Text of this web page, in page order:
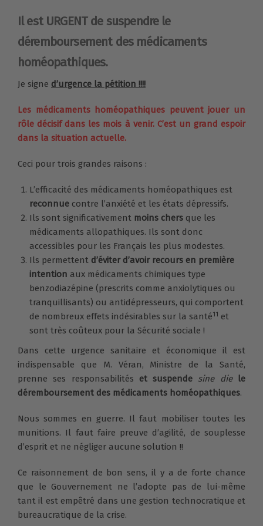
Il est URGENT de suspendre le
déremboursement des médicaments
homéopathiques.
Je signe d’urgence la pétition !!!!
Les médicaments homéopathiques peuvent jouer un
rôle décisif dans les mois à venir. C’est un grand espoir
dans la situation actuelle.
Ceci pour trois grandes raisons :
L’efficacité des médicaments homéopathiques est
reconnue contre l’anxiété et les états dépressifs.
Ils sont significativement moins chers que les
médicaments allopathiques. Ils sont donc
accessibles pour les Français les plus modestes.
Ils permettent d’éviter d’avoir recours en première
intention aux médicaments chimiques type
benzodiazépine (prescrits comme anxiolytiques ou
tranquillisants) ou antidépresseurs, qui comportent
de nombreux effets indésirables sur la santé11 et
sont très coûteux pour la Sécurité sociale !
Dans cette urgence sanitaire et économique il est
indispensable que M. Véran, Ministre de la Santé,
prenne ses responsabilités et suspende sine diele
déremboursement des médicaments homéopathiques.
Nous sommes en guerre. Il faut mobiliser toutes les
munitions. Il faut faire preuve d’agilité, de souplesse
d’esprit et ne négliger aucune solution !!
Ce raisonnement de bon sens, il y a de forte chance
que le Gouvernement ne l’adopte pas de lui-même
tant il est empêtré dans une gestion technocratique et
bureaucratique de la crise.